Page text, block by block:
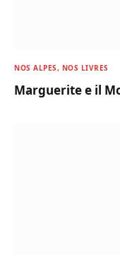
NOS ALPES, NOS LIVRES
Marguerite e il